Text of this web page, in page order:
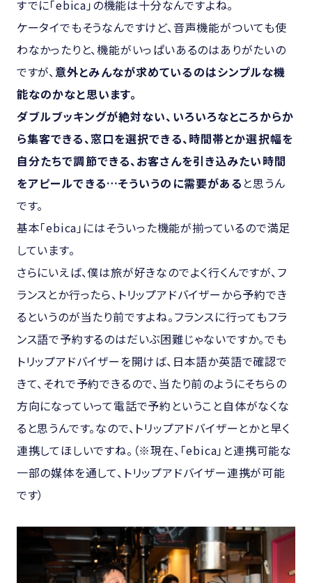
すでに「ebica」の機能は十分なんですよね。
ケータイでもそうなんですけど、音声機能がついても使
わなかったりと、機能がいっぱいあるのはありがたいの
ですが、 意外とみんなが求めているのはシンプルな機
能なのかなと思います。
ダブルブッキングが絶対ない、いろいろなところからか
ら集客できる、窓口を選択できる、時間帯とか選択幅を
自分たちで調節できる、お客さんを引き込みたい時間
をアピールできる…そういうのに需要がある と思うん
です。
基本「ebica」にはそういった機能が揃っているので満足
しています。
さらにいえば、僕は旅が好きなのでよく行くんですが、フ
ランスとか行ったら、トリップアドバイザーから予約でき
るというのが当たり前ですよね。フランスに行ってもフラ
ンス語で予約するのはだいぶ困難じゃないですか。でも
トリップアドバイザーを開けば、日本語か英語で確認で
きて、それで予約できるので、当たり前のようにそちらの
方向になっていって電話で予約ということ自体がなくな
ると思うんです。なので、トリップアドバイザーとかと早く
連携してほしいですね。（※現在、「ebica」と連携可能な
一部の媒体を通して、トリップアドバイザー連携が可能
です）